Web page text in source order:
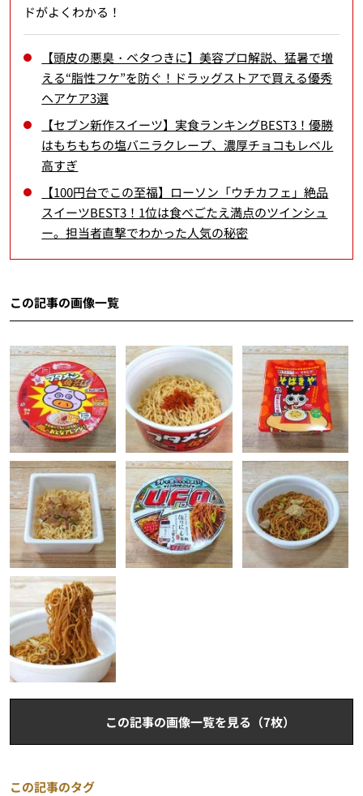
ドがよくわかる！
【頭皮の悪臭・ベタつきに】美容プロ解説、猛暑で増
える“脂性フケ”を防ぐ！ドラッグストアで買える優秀
ヘアケア3選
【セブン新作スイーツ】実食ランキングBEST3！優勝
はもちもちの塩バニラクレープ、濃厚チョコもレベル
高すぎ
【100円台でこの至福】ローソン「ウチカフェ」絶品
スイーツBEST3！1位は食べごたえ満点のツインシュ
ー。担当者直撃でわかった人気の秘密
この記事の画像一覧
この記事の画像一覧を見る（7枚）
この記事のタグ